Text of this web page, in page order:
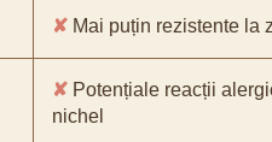
✘ Mai puțin rezistente la
✘ Potențiale reacții
nichel